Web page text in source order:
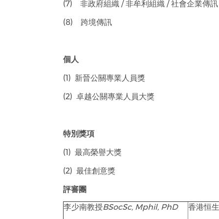
(7) 非政府組織 / 非牟利組織 / 社會企業傳訊
(8) 跨境傳訊
個人
(1) 新晉公關專業人員獎
(2) 卓越公關專業人員大獎
特別獎項
(1) 最高榮譽大獎
(2) 最佳創意獎
評審團
李少南教授BSocSc, Mphil, PhD 香港恒